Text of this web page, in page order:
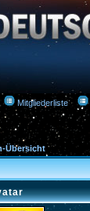
Mitgliederliste
Übersicht